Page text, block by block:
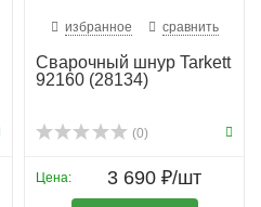
избранное сравнить
Сварочный шнур Tarkett
92160 (28134)
(0)
Цена: 3 690 ₽/шт